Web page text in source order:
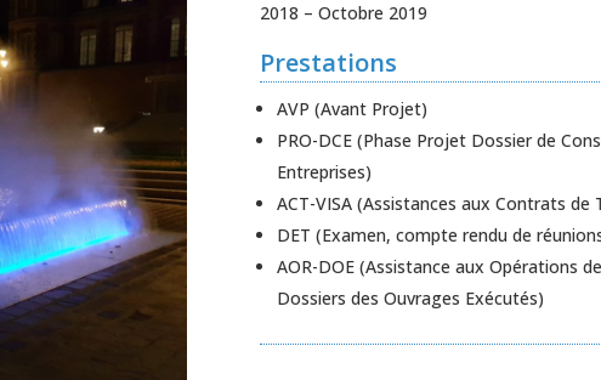
2018 – Octobre 2019
Prestations
AVP (Avant Projet)
PRO-DCE (Phase Projet Dossier de
Entreprises)
ACT-VISA (Assistances aux Contrats de
DET (Examen, compte rendu de
AOR-DOE (Assistance aux Opérations
Dossiers des Ouvrages Exécutés)